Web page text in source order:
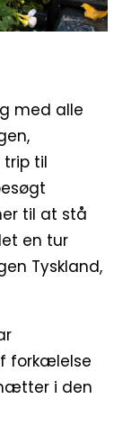
med alle
til
til at stå
en tur
Tyskland,
forkælelse
i den